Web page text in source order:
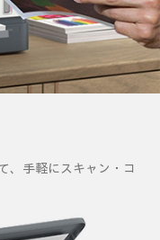
、手軽にスキャン・コ